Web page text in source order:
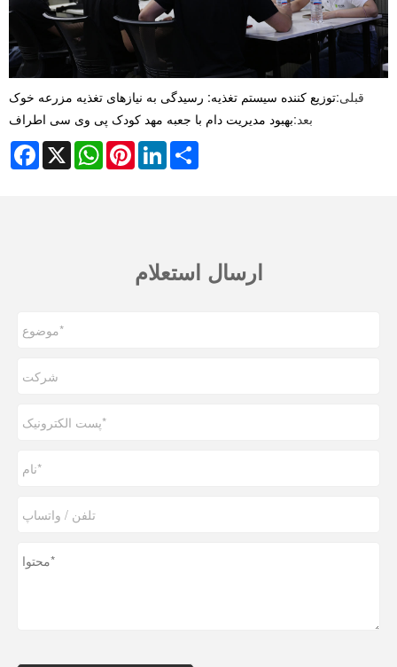
قبلی:توزیع کننده سیستم تغذیه: رسیدگی به نیازهای تغذیه مزرعه خوک
بعد:بهبود مدیریت دام با جعبه مهد کودک پی وی سی اطراف
Facebook
X WhatsAppPinterestLinkedIn
ارسال استعلام